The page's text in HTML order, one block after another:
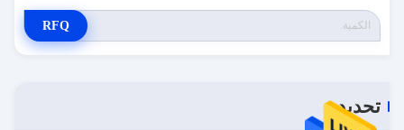
RFQ
تحديد